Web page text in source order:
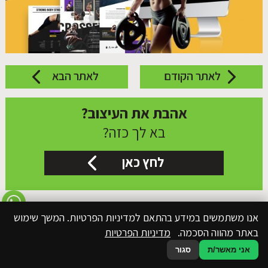
לאתר הקודם לאתר הבא
אהבת את העיצוב?
בא לך כזה?
לחץ כאן
אנו משתמשים במידע בהתאם למדיניות הפרטיות. המשך שימוש
באתר מהווה הסכמה. מדיניות הפרטיות
אני מאשר/ת סגור